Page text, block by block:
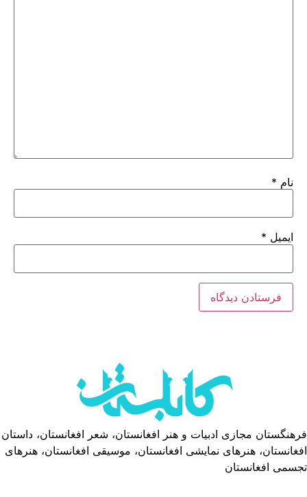
نام *
ایمیل *
فرهنگستان مجازی ادبیات و هنر افغانستان، شعر افغانستان، داستان
افغانستان، هنرهای نمایشی افغانستان، موسیقی افغانستان، هنرهای
تجسمی افغانستان